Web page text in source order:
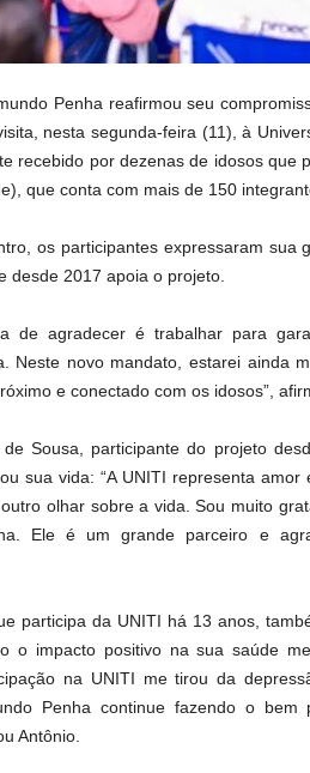
Penha reafirmou seu
nesta segunda-feira (11), à
recebido por dezenas de idosos que
que conta com mais de 150
os participantes expressaram sua
desde 2017 apoia o projeto.
de agradecer é trabalhar para
Neste novo mandato, estarei ainda
e conectado com os idosos”,
Sousa, participante do projeto
sua vida: “A UNITI representa
olhar sobre a vida. Sou muito
Ele é um grande parceiro e
participa da UNITI há 13 anos,
o impacto positivo na sua saúde
na UNITI me tirou da
Penha continue fazendo o
Antônio.